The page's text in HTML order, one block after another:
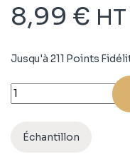
8,99 € HT
Jusqu'à 211 Points
Quantity
Échantillon